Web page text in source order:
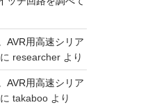
AVR用高速シリア
に researcherより
AVR用高速シリア
に takabooより